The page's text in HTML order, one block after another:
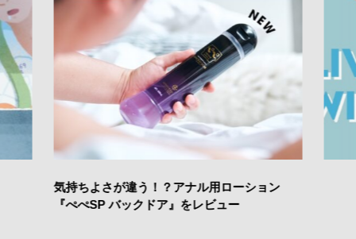
気持ちよさが違う！？アナル用ローション
『ぺぺSP バックドア』をレビュー